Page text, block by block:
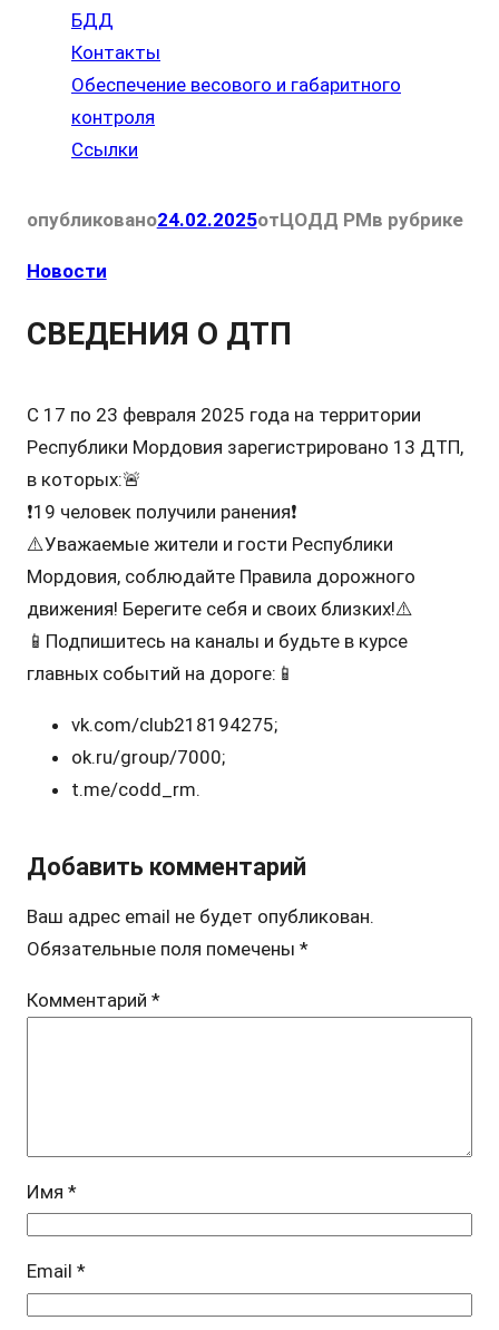
БДД
Контакты
Обеспечение весового и габаритного
контроля
Ссылки
опубликовано24.02.2025отЦОДД РМв рубрике
Новости
СВЕДЕНИЯ О ДТП
С 17 по 23 февраля 2025 года на территории
Республики Мордовия зарегистрировано 13 ДТП,
в которых:🚨
❗️19 человек получили ранения❗️
⚠️Уважаемые жители и гости Республики
Мордовия, соблюдайте Правила дорожного
движения! Берегите себя и своих близких!⚠️
📱Подпишитесь на каналы и будьте в курсе
главных событий на дороге:📱
vk.com/club218194275;
ok.ru/group/7000;
t.me/codd_rm.
Добавить комментарий
Ваш адрес email не будет опубликован.
Обязательные поля помечены *
Комментарий *
Имя *
Email *